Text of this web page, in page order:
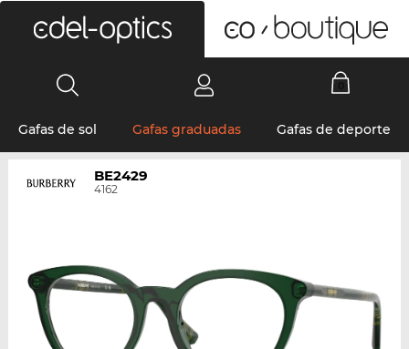
Gafas de sol Gafas graduadas Gafas de deporte
BE2429
4162